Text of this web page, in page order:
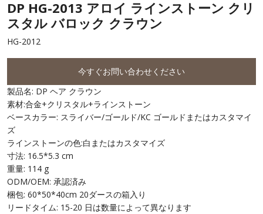
DP HG-2013 アロイ ラインストーン クリ
スタル バロック クラウン
HG-2012
今すぐお問い合わせください
製品名: DP ヘア クラウン
素材:合金+クリスタル+ラインストーン
ベースカラー: スライバー/ゴールド/KC ゴールドまたはカスタマイ
ズ
ラインストーンの色:白またはカスタマイズ
寸法: 16.5*5.3 cm
重量: 114 g
ODM/OEM: 承認済み
梱包: 60*50*40cm 20ダースの箱入り
リードタイム: 15-20 日は数量によって異なります